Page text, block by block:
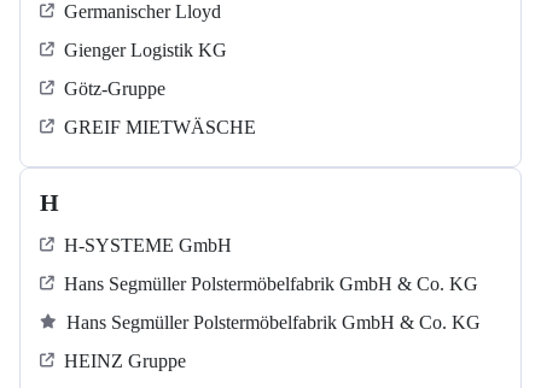
Germanischer Lloyd
Gienger Logistik KG
Götz-Gruppe
GREIF MIETWÄSCHE
H
H-SYSTEME GmbH
Hans Segmüller Polstermöbelfabrik GmbH & Co. KG
Hans Segmüller Polstermöbelfabrik GmbH & Co. KG
HEINZ Gruppe